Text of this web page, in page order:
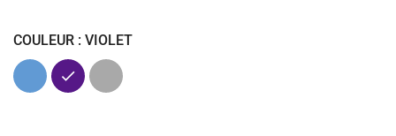
COULEUR : VIOLET
Bleu Violet Gris